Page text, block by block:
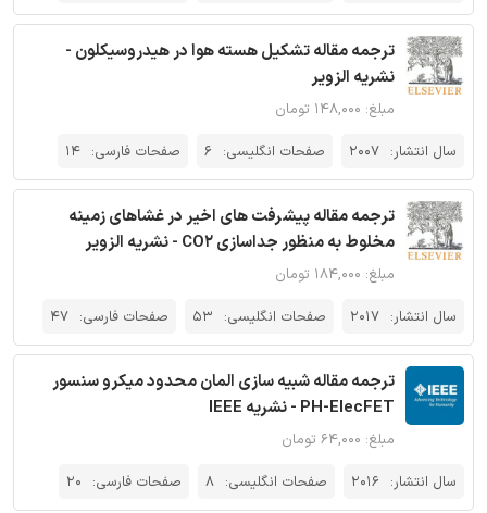
ترجمه مقاله تشکیل هسته هوا در هیدروسیکلون -
نشریه الزویر
مبلغ: ۱۴۸,۰۰۰ تومان
سال انتشار: 2007 صفحات انگلیسی: 6 صفحات فارسی: 14
ترجمه مقاله پیشرفت های اخیر در غشاهای زمینه
مخلوط به منظور جداسازی CO2 - نشریه الزویر
مبلغ: ۱۸۴,۰۰۰ تومان
سال انتشار: 2017 صفحات انگلیسی: 53 صفحات فارسی: 47
ترجمه مقاله شبیه سازی المان محدود میکرو سنسور
PH-ElecFET - نشریه IEEE
مبلغ: ۶۴,۰۰۰ تومان
سال انتشار: 2016 صفحات انگلیسی: 8 صفحات فارسی: 20